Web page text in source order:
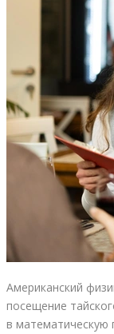
Американский
посещение
в